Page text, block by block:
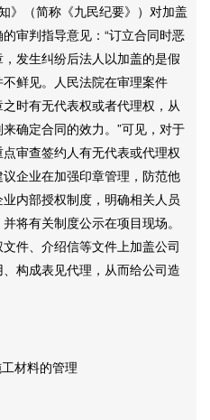
》（简称《九民纪要》）对加盖
审判指导意见：“订立合同时恶
发生纠纷后法人以加盖的是假
鲜见。人民法院在审理案件
时有无代表权或者代理权，从
确定合同的效力。”可见，对于
审查签约人有无代表或代理权
企业在加强印章管理，防范他
内部授权制度，明确相关人员
将有关制度公示在项目现场。
件、介绍信等文件上加盖公司
构成表见代理，从而给公司造
材料的管理